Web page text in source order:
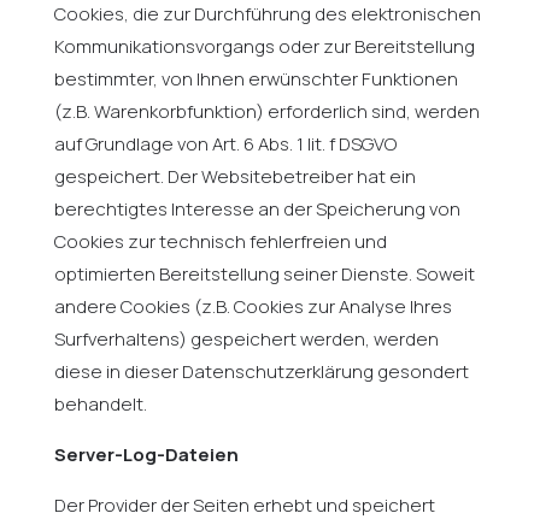
Cookies, die zur Durchführung des elektronischen
Kommunikationsvorgangs oder zur Bereitstellung
bestimmter, von Ihnen erwünschter Funktionen
(z.B. Warenkorbfunktion) erforderlich sind, werden
auf Grundlage von Art. 6 Abs. 1 lit. f DSGVO
gespeichert. Der Websitebetreiber hat ein
berechtigtes Interesse an der Speicherung von
Cookies zur technisch fehlerfreien und
optimierten Bereitstellung seiner Dienste. Soweit
andere Cookies (z.B. Cookies zur Analyse Ihres
Surfverhaltens) gespeichert werden, werden
diese in dieser Datenschutzerklärung gesondert
behandelt.
Server-Log-Dateien
Der Provider der Seiten erhebt und speichert